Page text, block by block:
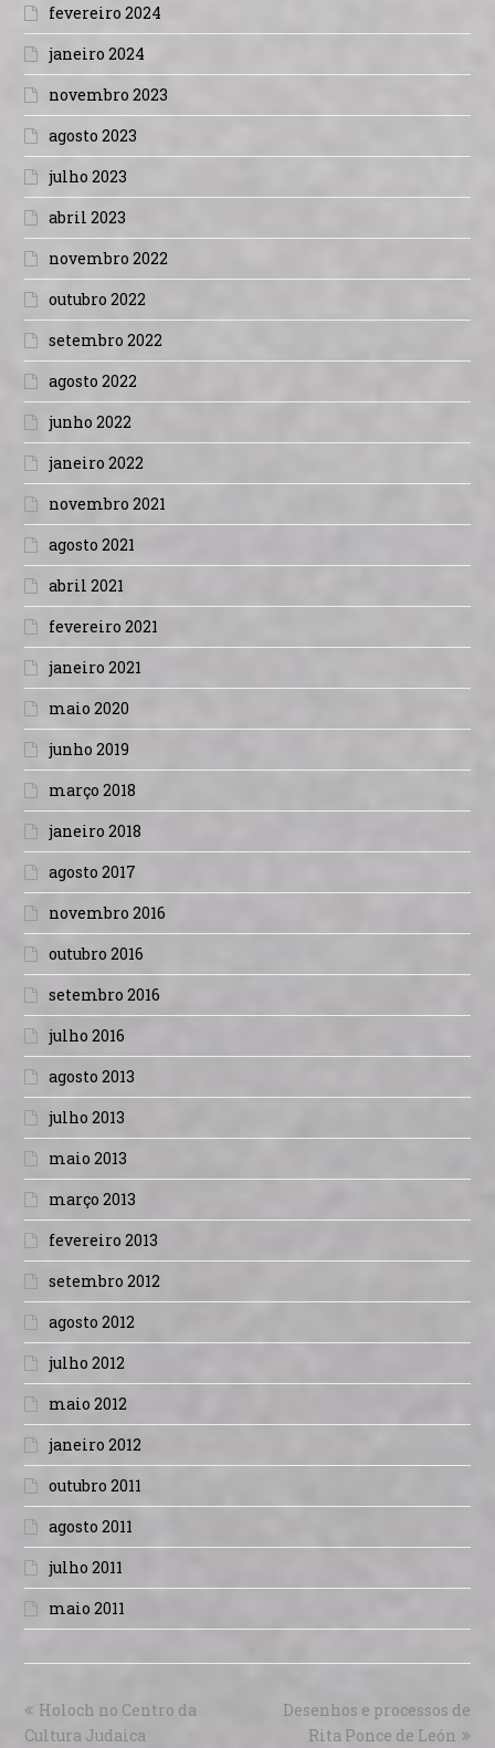
fevereiro 2024
janeiro 2024
novembro 2023
agosto 2023
julho 2023
abril 2023
novembro 2022
outubro 2022
setembro 2022
agosto 2022
junho 2022
janeiro 2022
novembro 2021
agosto 2021
abril 2021
fevereiro 2021
janeiro 2021
maio 2020
junho 2019
março 2018
janeiro 2018
agosto 2017
novembro 2016
outubro 2016
setembro 2016
julho 2016
agosto 2013
julho 2013
maio 2013
março 2013
fevereiro 2013
setembro 2012
agosto 2012
julho 2012
maio 2012
janeiro 2012
outubro 2011
agosto 2011
julho 2011
maio 2011
Holoch no Centro da
Cultura Judaica
Desenhos e processos de
Rita Ponce de León